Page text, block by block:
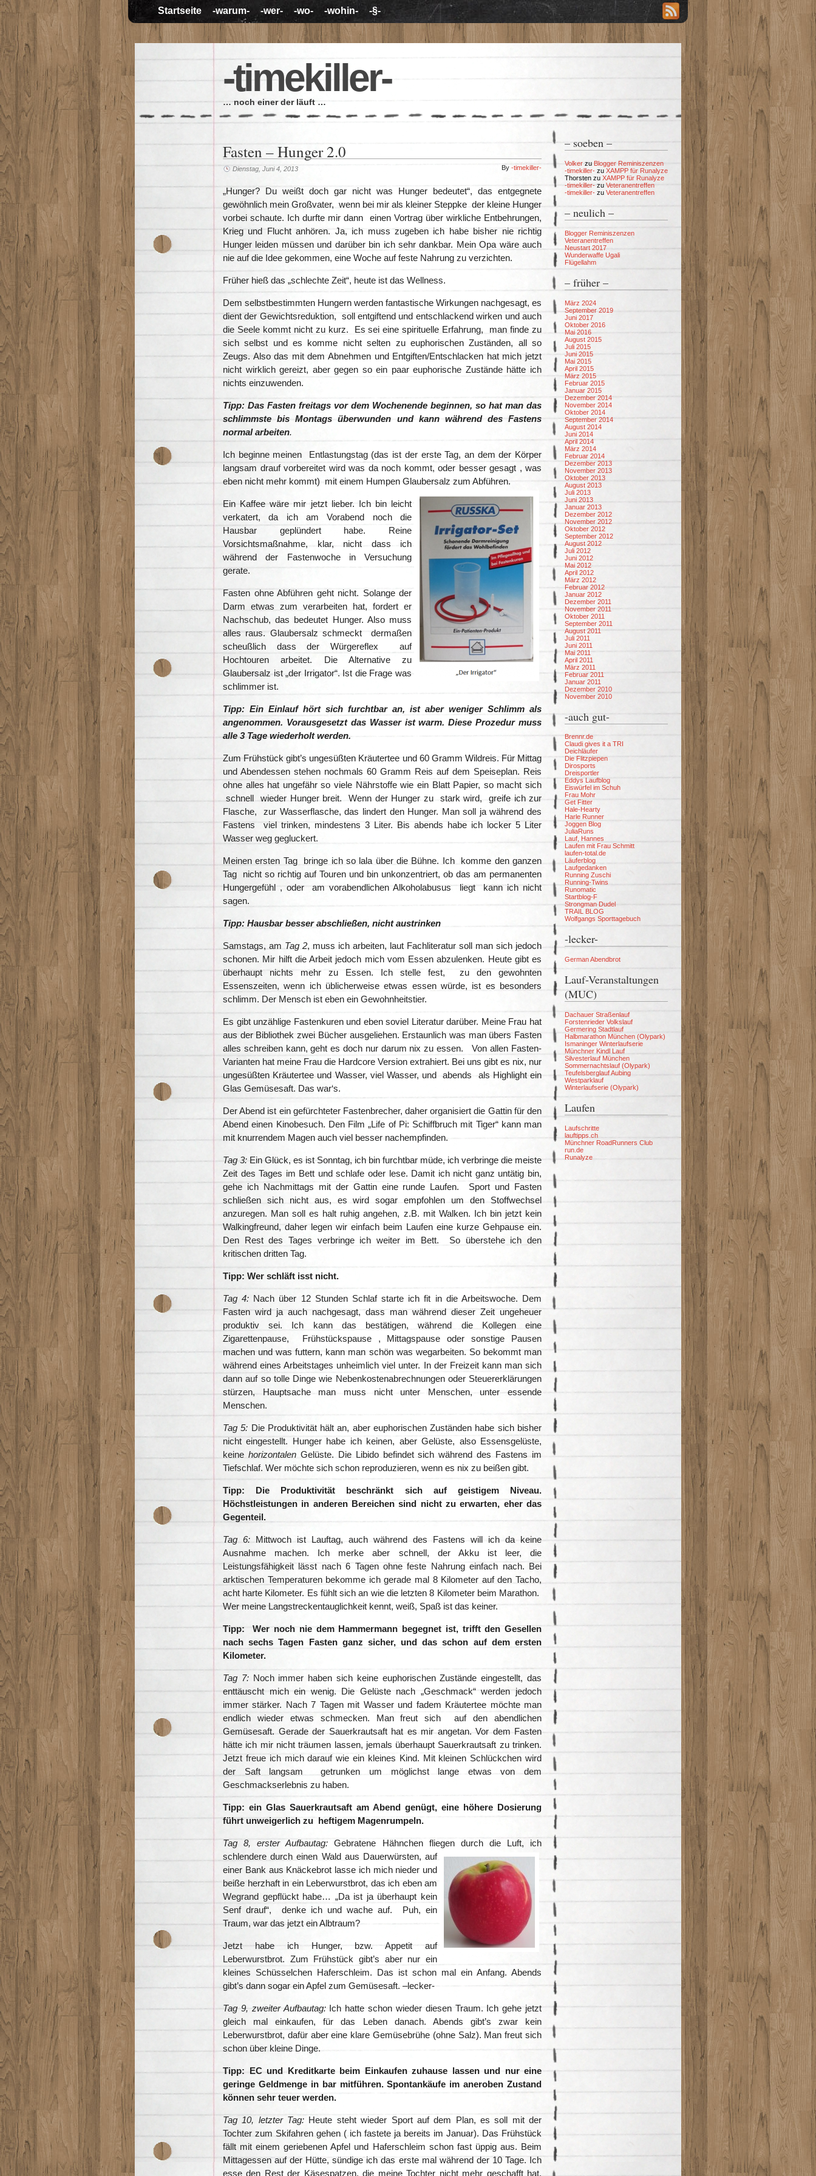
Startseite -warum- -wer- -wo- -wohin- -§-
-timekiller-
… noch einer der läuft …
Fasten – Hunger 2.0
By -timekiller-
Dienstag, Juni 4, 2013
„Hunger? Du weißt doch gar nicht was Hunger bedeutet“, das entgegnete
gewöhnlich mein Großvater, wenn bei mir als kleiner Steppke der kleine Hunger
vorbei schaute. Ich durfte mir dann einen Vortrag über wirkliche Entbehrungen,
Krieg und Flucht anhören. Ja, ich muss zugeben ich habe bisher nie richtig
Hunger leiden müssen und darüber bin ich sehr dankbar. Mein Opa wäre auch
nie auf die Idee gekommen, eine Woche auf feste Nahrung zu verzichten.
Früher hieß das „schlechte Zeit“, heute ist das Wellness.
Dem selbstbestimmten Hungern werden fantastische Wirkungen nachgesagt, es
dient der Gewichtsreduktion, soll entgiftend und entschlackend wirken und auch
die Seele kommt nicht zu kurz. Es sei eine spirituelle Erfahrung, man finde zu
sich selbst und es komme nicht selten zu euphorischen Zuständen, all so
Zeugs. Also das mit dem Abnehmen und Entgiften/Entschlacken hat mich jetzt
nicht wirklich gereizt, aber gegen so ein paar euphorische Zustände hätte ich
nichts einzuwenden.
Tipp: Das Fasten freitags vor dem Wochenende beginnen, so hat man das
schlimmste bis Montags überwunden und kann während des Fastens
normal arbeiten.
Ich beginne meinen Entlastungstag (das ist der erste Tag, an dem der Körper
langsam drauf vorbereitet wird was da noch kommt, oder besser gesagt , was
eben nicht mehr kommt) mit einem Humpen Glaubersalz zum Abführen.
Ein Kaffee wäre mir jetzt lieber. Ich bin leicht
verkatert, da ich am Vorabend noch die
Hausbar geplündert habe. Reine
Vorsichtsmaßnahme, klar, nicht dass ich
während der Fastenwoche in Versuchung
gerate.
Fasten ohne Abführen geht nicht. Solange der
Darm etwas zum verarbeiten hat, fordert er
Nachschub, das bedeutet Hunger. Also muss
alles raus. Glaubersalz schmeckt dermaßen
scheußlich dass der Würgereflex auf
Hochtouren arbeitet. Die Alternative zu
Glaubersalz ist „der Irrigator“. Ist die Frage was
schlimmer ist.
Tipp: Ein Einlauf hört sich furchtbar an, ist aber weniger Schlimm als
angenommen. Vorausgesetzt das Wasser ist warm. Diese Prozedur muss
alle 3 Tage wiederholt werden.
Zum Frühstück gibt’s ungesüßten Kräutertee und 60 Gramm Wildreis. Für Mittag
und Abendessen stehen nochmals 60 Gramm Reis auf dem Speiseplan. Reis
ohne alles hat ungefähr so viele Nährstoffe wie ein Blatt Papier, so macht sich
schnell wieder Hunger breit. Wenn der Hunger zu stark wird, greife ich zur
Flasche, zur Wasserflasche, das lindert den Hunger. Man soll ja während des
Fastens viel trinken, mindestens 3 Liter. Bis abends habe ich locker 5 Liter
Wasser weg gegluckert.
Meinen ersten Tag bringe ich so lala über die Bühne. Ich komme den ganzen
Tag nicht so richtig auf Touren und bin unkonzentriert, ob das am permanenten
Hungergefühl , oder am vorabendlichen Alkoholabusus liegt kann ich nicht
sagen.
Tipp: Hausbar besser abschließen, nicht austrinken
Samstags, am Tag 2, muss ich arbeiten, laut Fachliteratur soll man sich jedoch
schonen. Mir hilft die Arbeit jedoch mich vom Essen abzulenken. Heute gibt es
überhaupt nichts mehr zu Essen. Ich stelle fest, zu den gewohnten
Essenszeiten, wenn ich üblicherweise etwas essen würde, ist es besonders
schlimm. Der Mensch ist eben ein Gewohnheitstier.
Es gibt unzählige Fastenkuren und eben soviel Literatur darüber. Meine Frau hat
aus der Bibliothek zwei Bücher ausgeliehen. Erstaunlich was man übers Fasten
alles schreiben kann, geht es doch nur darum nix zu essen. Von allen Fasten-
Varianten hat meine Frau die Hardcore Version extrahiert. Bei uns gibt es nix, nur
ungesüßten Kräutertee und Wasser, viel Wasser, und abends als Highlight ein
Glas Gemüsesaft. Das war‘s.
Der Abend ist ein gefürchteter Fastenbrecher, daher organisiert die Gattin für den
Abend einen Kinobesuch. Den Film „Life of Pi: Schiffbruch mit Tiger“ kann man
mit knurrendem Magen auch viel besser nachempfinden.
Tag 3: Ein Glück, es ist Sonntag, ich bin furchtbar müde, ich verbringe die meiste
Zeit des Tages im Bett und schlafe oder lese. Damit ich nicht ganz untätig bin,
gehe ich Nachmittags mit der Gattin eine runde Laufen. Sport und Fasten
schließen sich nicht aus, es wird sogar empfohlen um den Stoffwechsel
anzuregen. Man soll es halt ruhig angehen, z.B. mit Walken. Ich bin jetzt kein
Walkingfreund, daher legen wir einfach beim Laufen eine kurze Gehpause ein.
Den Rest des Tages verbringe ich weiter im Bett. So überstehe ich den
kritischen dritten Tag.
Tipp: Wer schläft isst nicht.
Tag 4: Nach über 12 Stunden Schlaf starte ich fit in die Arbeitswoche. Dem
Fasten wird ja auch nachgesagt, dass man während dieser Zeit ungeheuer
produktiv sei. Ich kann das bestätigen, während die Kollegen eine
Zigarettenpause, Frühstückspause , Mittagspause oder sonstige Pausen
machen und was futtern, kann man schön was wegarbeiten. So bekommt man
während eines Arbeitstages unheimlich viel unter. In der Freizeit kann man sich
dann auf so tolle Dinge wie Nebenkostenabrechnungen oder Steuererklärungen
stürzen, Hauptsache man muss nicht unter Menschen, unter essende
Menschen.
Tag 5: Die Produktivität hält an, aber euphorischen Zuständen habe sich bisher
nicht eingestellt. Hunger habe ich keinen, aber Gelüste, also Essensgelüste,
keine horizontalenGelüste. Die Libido befindet sich während des Fastens im
Tiefschlaf. Wer möchte sich schon reproduzieren, wenn es nix zu beißen gibt.
Tipp: Die Produktivität beschränkt sich auf geistigem Niveau.
Höchstleistungen in anderen Bereichen sind nicht zu erwarten, eher das
Gegenteil.
Tag 6: Mittwoch ist Lauftag, auch während des Fastens will ich da keine
Ausnahme machen. Ich merke aber schnell, der Akku ist leer, die
Leistungsfähigkeit lässt nach 6 Tagen ohne feste Nahrung einfach nach. Bei
arktischen Temperaturen bekomme ich gerade mal 8 Kilometer auf den Tacho,
acht harte Kilometer. Es fühlt sich an wie die letzten 8 Kilometer beim Marathon.
Wer meine Langstreckentauglichkeit kennt, weiß, Spaß ist das keiner.
Tipp: Wer noch nie dem Hammermann begegnet ist, trifft den Gesellen
nach sechs Tagen Fasten ganz sicher, und das schon auf dem ersten
Kilometer.
Tag 7:Noch immer haben sich keine euphorischen Zustände eingestellt, das
enttäuscht mich ein wenig. Die Gelüste nach „Geschmack“ werden jedoch
immer stärker. Nach 7 Tagen mit Wasser und fadem Kräutertee möchte man
endlich wieder etwas schmecken. Man freut sich auf den abendlichen
Gemüsesaft. Gerade der Sauerkrautsaft hat es mir angetan. Vor dem Fasten
hätte ich mir nicht träumen lassen, jemals überhaupt Sauerkrautsaft zu trinken.
Jetzt freue ich mich darauf wie ein kleines Kind. Mit kleinen Schlückchen wird
der Saft langsam getrunken um möglichst lange etwas von dem
Geschmackserlebnis zu haben.
Tipp: ein Glas Sauerkrautsaft am Abend genügt, eine höhere Dosierung
führt unweigerlich zu heftigem Magenrumpeln.
Tag 8, erster Aufbautag: Gebratene Hähnchen fliegen durch die Luft, ich
schlendere durch einen Wald aus Dauerwürsten, auf
einer Bank aus Knäckebrot lasse ich mich nieder und
beiße herzhaft in ein Leberwurstbrot, das ich eben am
Wegrand gepflückt habe… „Da ist ja überhaupt kein
Senf drauf“, denke ich und wache auf. Puh, ein
Traum, war das jetzt ein Albtraum?
Jetzt habe ich Hunger, bzw. Appetit auf
Leberwurstbrot. Zum Frühstück gibt’s aber nur ein
kleines Schüsselchen Haferschleim. Das ist schon mal ein Anfang. Abends
gibt’s dann sogar ein Apfel zum Gemüsesaft. –lecker-
Tag 9, zweiter Aufbautag:Ich hatte schon wieder diesen Traum. Ich gehe jetzt
gleich mal einkaufen, für das Leben danach. Abends gibt’s zwar kein
Leberwurstbrot, dafür aber eine klare Gemüsebrühe (ohne Salz). Man freut sich
schon über kleine Dinge.
Tipp: EC und Kreditkarte beim Einkaufen zuhause lassen und nur eine
geringe Geldmenge in bar mitführen. Spontankäufe im aneroben Zustand
können sehr teuer werden.
Tag 10, letzter Tag: Heute steht wieder Sport auf dem Plan, es soll mit der
Tochter zum Skifahren gehen ( ich fastete ja bereits im Januar). Das Frühstück
fällt mit einem geriebenen Apfel und Haferschleim schon fast üppig aus. Beim
Mittagessen auf der Hütte, sündige ich das erste mal während der 10 Tage. Ich
esse den Rest der Käsespatzen, die meine Tochter nicht mehr geschafft hat.
– soeben –
Volker zu Blogger Reminiszenzen
-timekiller- zu XAMPP für Runalyze
Thorsten zu XAMPP für Runalyze
-timekiller- zu Veteranentreffen
-timekiller- zu Veteranentreffen
– neulich –
Blogger Reminiszenzen
Veteranentreffen
Neustart 2017
Wunderwaffe Ugali
Flügellahm
– früher –
März 2024
September 2019
Juni 2017
Oktober 2016
Mai 2016
August 2015
Juli 2015
Juni 2015
Mai 2015
April 2015
März 2015
Februar 2015
Januar 2015
Dezember 2014
November 2014
Oktober 2014
September 2014
August 2014
Juni 2014
April 2014
März 2014
Februar 2014
Dezember 2013
November 2013
Oktober 2013
August 2013
Juli 2013
Juni 2013
Januar 2013
Dezember 2012
November 2012
Oktober 2012
September 2012
August 2012
Juli 2012
Juni 2012
Mai 2012
April 2012
März 2012
Februar 2012
Januar 2012
Dezember 2011
November 2011
Oktober 2011
September 2011
August 2011
Juli 2011
Juni 2011
Mai 2011
April 2011
März 2011
Februar 2011
Januar 2011
Dezember 2010
November 2010
-auch gut-
Brennr.de
Claudi gives it a TRI
Deichläufer
Die Flitzpiepen
Dirosports
Dreisportler
Eddys Laufblog
Eiswürfel im Schuh
Frau Mohr
Get Fitter
Hale-Hearty
Harle Runner
Joggen Blog
JuliaRuns
Lauf, Hannes
Laufen mit Frau Schmitt
laufen-total.de
Läuferblog
Laufgedanken
Running Zuschi
Running-Twins
Runomatic
Startblog-F
Strongman Dudel
TRAIL BLOG
Wolfgangs Sporttagebuch
-lecker-
German Abendbrot
Lauf-Veranstaltungen
(MUC)
Dachauer Straßenlauf
Forstenrieder Volkslauf
Germering Stadtlauf
Halbmarathon München (Olypark)
Ismaninger Winterlaufserie
Münchner Kindl Lauf
Silvesterlauf München
Sommernachtslauf (Olypark)
Teufelsberglauf Aubing
Westparklauf
Winterlaufserie (Olypark)
Laufen
Laufschritte
lauftipps.ch
Münchner RoadRunners Club
run.de
Runalyze